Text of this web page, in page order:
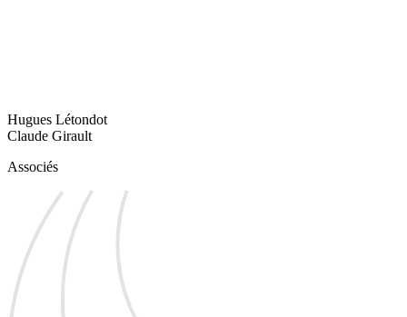
Hugues Létondot
Claude Girault
Associés